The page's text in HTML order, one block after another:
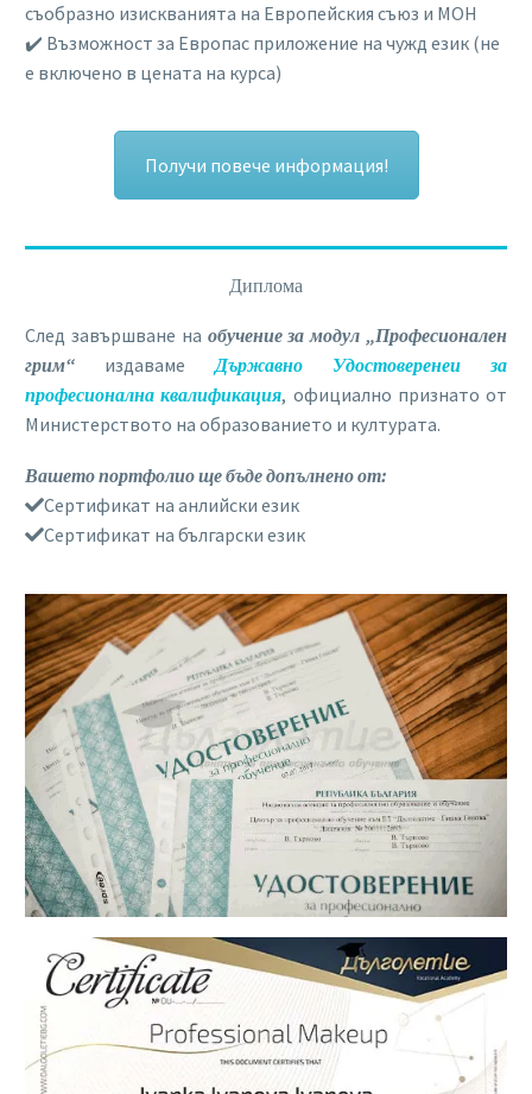
съобразно изискванията на Европейския съюз и МОН
✔️ Възможност за Европас приложение на чужд език (не
е включено в цената на курса)
Получи повече информация!
Диплома
След завършване на обучение за модул „Професионален
грим“ издавамеДържавно Удостоверенеи за
професионална квалификация, официално признато от
Министерството на образованието и културата.
Вашето портфолио ще бъде допълнено от:
Сертификат на анлийски език
Сертификат на български език